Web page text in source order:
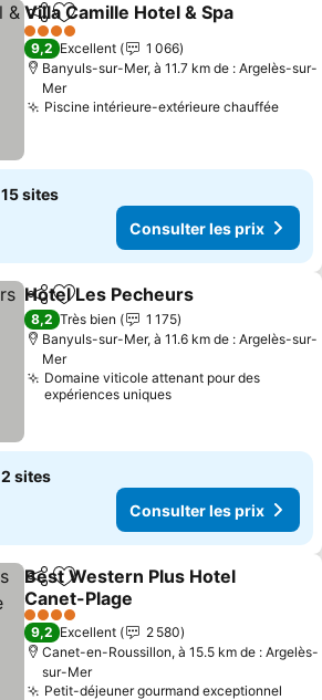
PartagerAjouter à mes favoris
Villa Camille Hotel & Spa
4 Étoiles
9,2 Excellent
1 066
Banyuls-sur-Mer, à 11.7 km de : Argelès-sur-
Mer
Piscine intérieure-extérieure chauffée
15 sites
Consulter les prix
PartagerAjouter à mes favoris
Hotel Les Pecheurs
8,2 Très bien
1 175
Banyuls-sur-Mer, à 11.6 km de : Argelès-sur-
Mer
Domaine viticole attenant pour des
expériences uniques
2 sites
Consulter les prix
PartagerAjouter à mes favoris
Best Western Plus Hotel
Canet-Plage
4 Étoiles
9,2 Excellent
2 580
Canet-en-Roussillon, à 15.5 km de : Argelès-
sur-Mer
Petit-déjeuner gourmand exceptionnel